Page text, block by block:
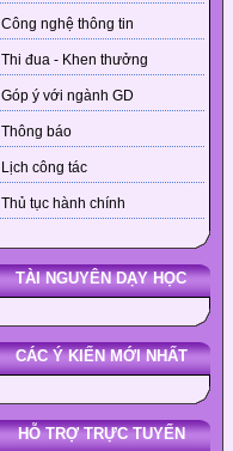
Công nghệ thông tin
Thi đua - Khen thưởng
Góp ý với ngành GD
Thông báo
Lịch công tác
Thủ tục hành chính
TÀI NGUYÊN DẠY HỌC
CÁC Ý KIẾN MỚI NHẤT
HỖ TRỢ TRỰC TUYẾN